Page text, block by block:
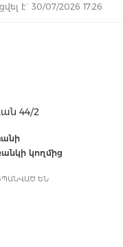
է` 30/07/2026 17:26
44/2
կողմից
ԵՆ